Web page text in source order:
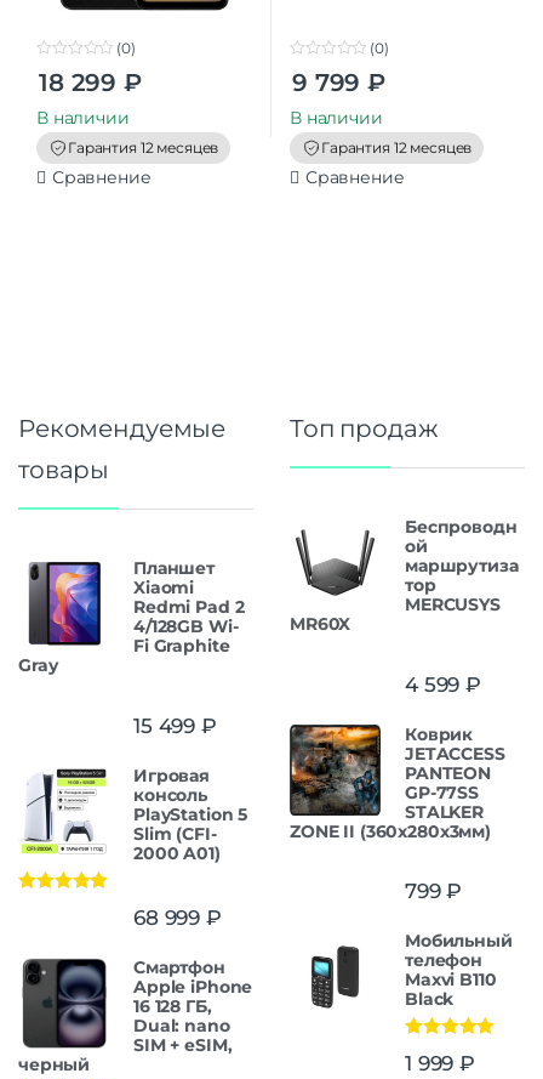
t
o
f
5
(0)
18 299 ₽
В наличии
Гарантия 12 месяцев
Сравнение
o
t
o
f
5
(0)
9 799 ₽
В наличии
Гарантия 12 месяцев
Сравнение
Рекомендуемые
товары
Планшет
Xiaomi
Redmi Pad 2
4/128GB Wi-
Fi Graphite
Gray
15 499 ₽
Игровая
консоль
PlayStation 5
Slim (CFI-
2000 A01)
68 999 ₽
Смартфон
Apple iPhone
16 128 ГБ,
Dual: nano
SIM + eSIM,
черный
Топ продаж
Беспроводн
ой
маршрутиза
тор
MERCUSYS
MR60X
4 599 ₽
Коврик
JETACCESS
PANTEON
GP-77SS
STALKER
ZONE II (360x280x3мм)
799₽
Мобильный
телефон
Maxvi B110
Black
из 5
1 999 ₽